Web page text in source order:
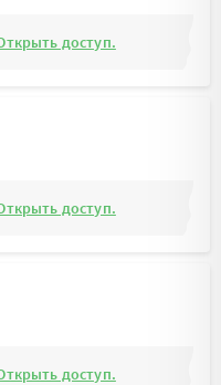
доступ.
доступ.
доступ.